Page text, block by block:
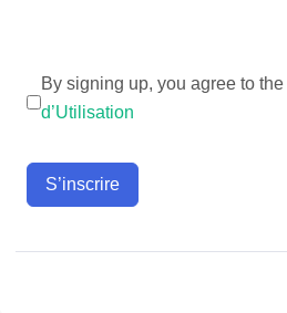
By signing up, you agree to the
d’Utilisation
S’inscrire